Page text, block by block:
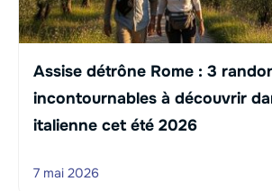
Assise détrône Rome : 3
incontournables à découvrir
italienne cet été 2026
7 mai 2026